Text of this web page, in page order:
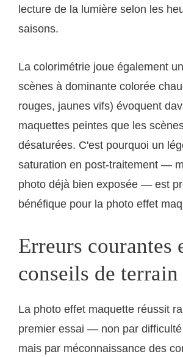
lecture de la lumière selon les
saisons.
La colorimétrie joue également
scènes à dominante colorée
rouges, jaunes vifs) évoquent
maquettes peintes que les
désaturées. C'est pourquoi un
saturation en post-traitement —
photo déjà bien exposée — est
bénéfique pour la photo effet
Erreurs courantes
conseils de terrain
La photo effet maquette réussit
premier essai — non par
mais par méconnaissance des